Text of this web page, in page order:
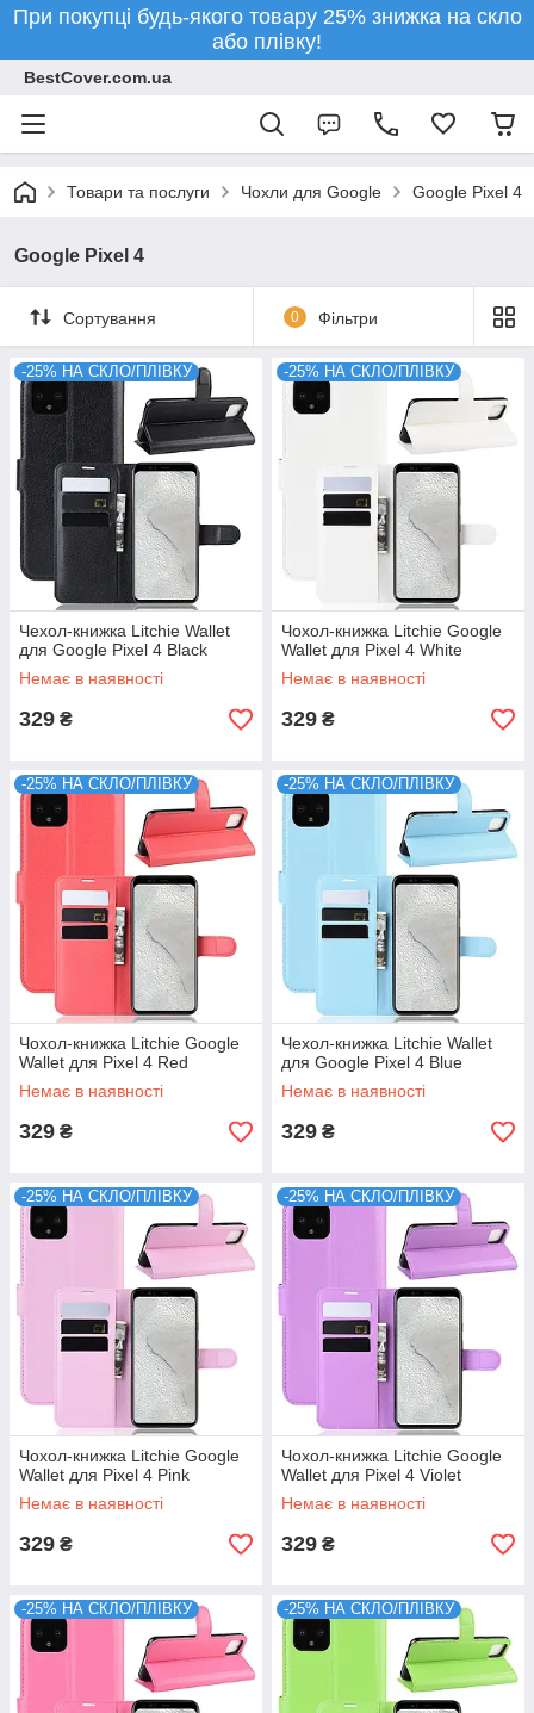
При покупці будь-якого товару 25% знижка на скло
або плівку!
BestCover.com.ua
Товари та послуги Чохли для Google Google Pixel 4
Google Pixel 4
Сортування 0 Фільтри
-25% НА СКЛО/ПЛІВКУ
Чехол-книжка Litchie Wallet
для Google Pixel 4 Black
Немає в наявності
329 ₴
-25% НА СКЛО/ПЛІВКУ
Чохол-книжка Litchie Google
Wallet для Pixel 4 White
Немає в наявності
329 ₴
-25% НА СКЛО/ПЛІВКУ
Чохол-книжка Litchie Google
Wallet для Pixel 4 Red
Немає в наявності
329 ₴
-25% НА СКЛО/ПЛІВКУ
Чехол-книжка Litchie Wallet
для Google Pixel 4 Blue
Немає в наявності
329 ₴
-25% НА СКЛО/ПЛІВКУ
Чохол-книжка Litchie Google
Wallet для Pixel 4 Pink
Немає в наявності
329 ₴
-25% НА СКЛО/ПЛІВКУ
Чохол-книжка Litchie Google
Wallet для Pixel 4 Violet
Немає в наявності
329 ₴
-25% НА СКЛО/ПЛІВКУ -25% НА СКЛО/ПЛІВКУ